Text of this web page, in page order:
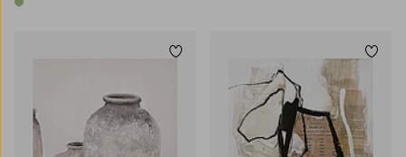
1 farge
Legg til favoritter
30x40 50x7070x100